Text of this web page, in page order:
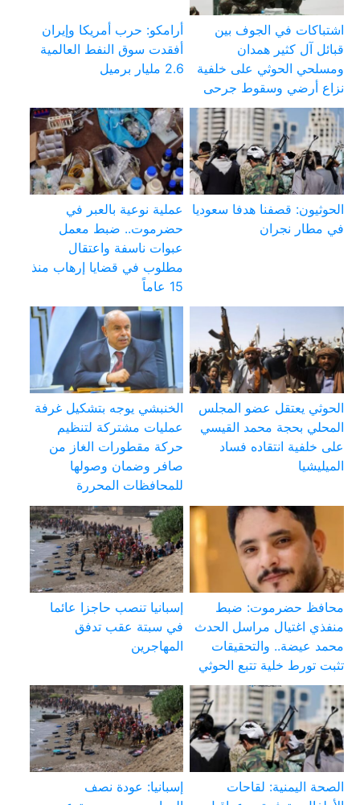
اشتباكات في الجوف بين
قبائل آل كثير همدان
ومسلحي الحوثي على خلفية
نزاع أرضي وسقوط جرحى
أرامكو: حرب أمريكا وإيران
أفقدت سوق النفط العالمية
2.6 مليار برميل
الحوثيون: قصفنا هدفا سعوديا
في مطار نجران
عملية نوعية بالعبر في
حضرموت.. ضبط معمل
عبوات ناسفة واعتقال
مطلوب في قضايا إرهاب منذ
15 عاماً
الحوثي يعتقل عضو المجلس
المحلي بحجة محمد القيسي
على خلفية انتقاده فساد
الميليشيا
الخنبشي يوجه بتشكيل غرفة
عمليات مشتركة لتنظيم
حركة مقطورات الغاز من
صافر وضمان وصولها
للمحافظات المحررة
محافظ حضرموت: ضبط
منفذي اغتيال مراسل الحدث
محمد عيضة.. والتحقيقات
تثبت تورط خلية تتبع الحوثي
إسبانيا تنصب حاجزا عائما
في سبتة عقب تدفق
المهاجرين
الصحة اليمنية: لقاحات
إسبانيا: عودة نصف